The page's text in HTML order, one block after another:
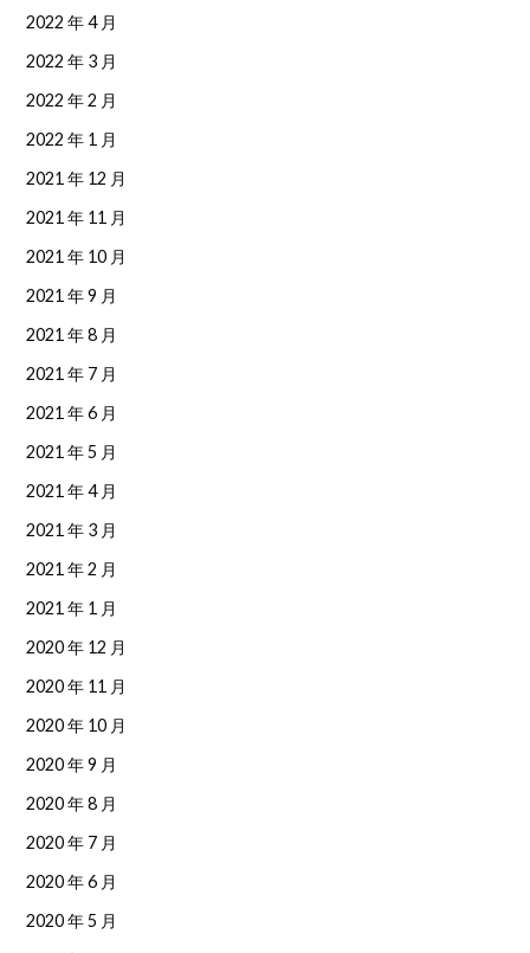
2022 年 4 月
2022 年 3 月
2022 年 2 月
2022 年 1 月
2021 年 12 月
2021 年 11 月
2021 年 10 月
2021 年 9 月
2021 年 8 月
2021 年 7 月
2021 年 6 月
2021 年 5 月
2021 年 4 月
2021 年 3 月
2021 年 2 月
2021 年 1 月
2020 年 12 月
2020 年 11 月
2020 年 10 月
2020 年 9 月
2020 年 8 月
2020 年 7 月
2020 年 6 月
2020 年 5 月